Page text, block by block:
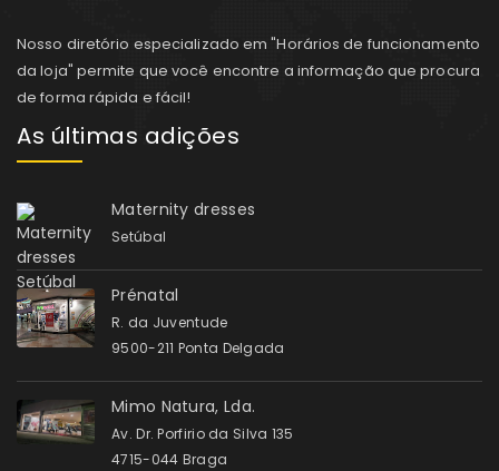
Nosso diretório especializado em "Horários de funcionamento
da loja" permite que você encontre a informação que procura
de forma rápida e fácil!
As últimas adições
Maternity dresses
Setúbal
Prénatal
R. da Juventude
9500-211 Ponta Delgada
Mimo Natura, Lda.
Av. Dr. Porfirio da Silva 135
4715-044 Braga